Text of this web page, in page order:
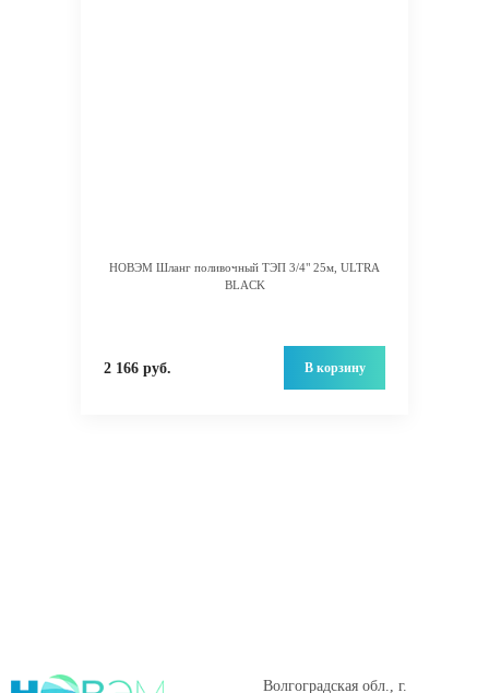
НОВЭМ Шланг поливочный ТЭП 3/4" 25м, ULTRA
BLACK
2 166 руб. В корзину
Волгоградская обл., г.